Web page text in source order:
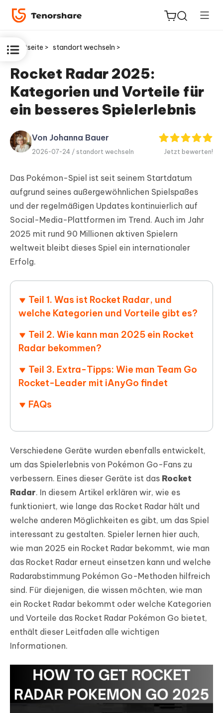
ReiBoot
for iOS
PDNob
PDF
Editor
Neu
iAnyGo
Startseite > standort wechseln >
Rocket Radar 2025:
Kategorien und Vorteile für
ein besseres Spielerlebnis
Von Johanna Bauer
2026-07-24 / standort wechseln Jetzt bewerten!
Das Pokémon-Spiel ist seit seinem Startdatum
aufgrund seines außergewöhnlichen Spielspaßes
und der regelmäßigen Updates kontinuierlich auf
Social-Media-Plattformen im Trend. Auch im Jahr
2025 mit rund 90 Millionen aktiven Spielern
weltweit bleibt dieses Spiel ein internationaler
Erfolg.
Teil 1. Was ist Rocket Radar, und
welche Kategorien und Vorteile gibt es?
Teil 2. Wie kann man 2025 ein Rocket
Radar bekommen?
Teil 3. Extra-Tipps: Wie man Team Go
Rocket-Leader mit iAnyGo findet
FAQs
Verschiedene Geräte wurden ebenfalls entwickelt,
um das Spielerlebnis von Pokémon Go-Fans zu
verbessern. Eines dieser Geräte ist das Rocket
Radar. In diesem Artikel erklären wir, wie es
funktioniert, wie lange das Rocket Radar hält und
welche anderen Möglichkeiten es gibt, um das Spiel
interessant zu gestalten. Spieler lernen hier auch,
wie man 2025 ein Rocket Radar bekommt, wie man
das Rocket Radar erneut einsetzen kann und welche
Radarabstimmung Pokémon Go-Methoden hilfreich
sind. Für diejenigen, die wissen möchten, wie man
ein Rocket Radar bekommt oder welche Kategorien
und Vorteile das Rocket Radar Pokémon Go bietet,
enthält dieser Leitfaden alle wichtigen
Informationen.